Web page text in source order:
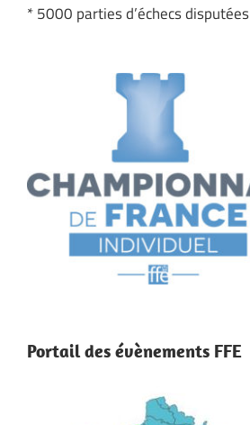
* 5000 parties d’échecs disputées
Portail des évènements FFE